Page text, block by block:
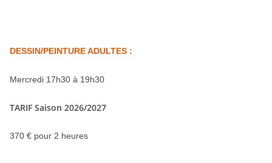
DESSIN/PEINTUREADULTES :
Mercredi 17h30 à 19h30
TARIF Saison 2026/2027
370 € pour 2 heures